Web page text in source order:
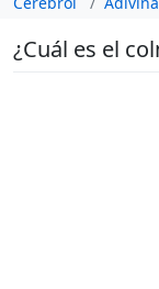
¿Cuál es el